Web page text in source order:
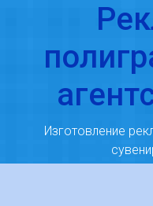
Изготовление